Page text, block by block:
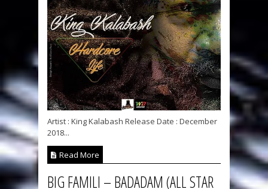
Artist : King Kalabash Release Date : December
2018...
Read More
BIG FAMILI – BADADAM (ALL STAR